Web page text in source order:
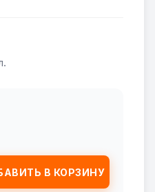
В КОРЗИНУ